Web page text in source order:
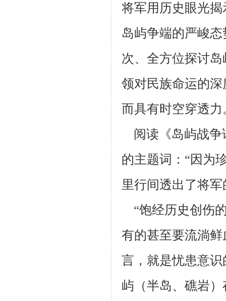
将军用历史眼光
岛屿争端的严峻
次、全方位探讨
领对民族命运的
而具有时空穿透力
阅读《岛屿战争
的主题词：“因为
里行间透出了将
“饱经历史创伤
有的甚至要流淌
言，就是忧患意
屿（半岛、礁岩